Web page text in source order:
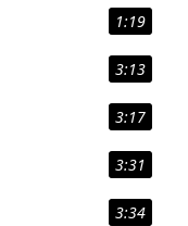
1:19
3:13
3:17
3:31
3:34